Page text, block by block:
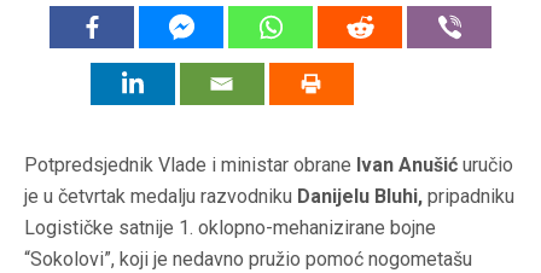
Potpredsjednik Vlade i ministar obrane Ivan Anušić uručio
je u četvrtak medalju razvodniku Danijelu Bluhi, pripadniku
Logističke satnije 1. oklopno-mehanizirane bojne
“Sokolovi”, koji je nedavno pružio pomoć nogometašu